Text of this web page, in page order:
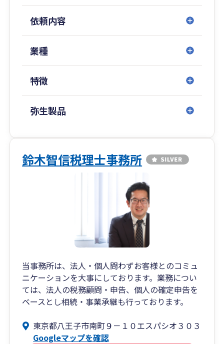
依頼内容
業種
特徴
弥生製品
鈴木智信税理士事務所
当事務所は、法人・個人問わずお客様とのコミュ
ニケーションを大事にしております。業務につい
ては、法人の税務顧問・申告、個人の確定申告を
ベースとし相続・事業承継も行っております。
東京都八王子市南町９－１０エスパシオ３０３
Googleマップを確認